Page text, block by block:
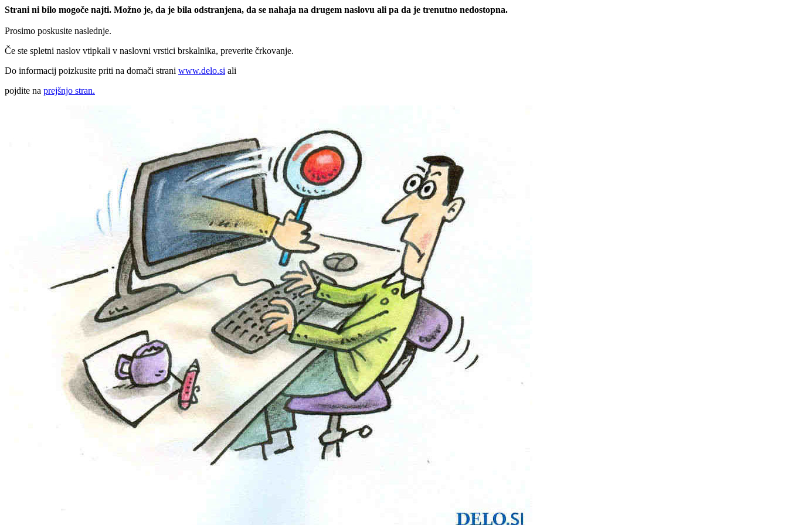
Strani ni bilo mogoče najti. Možno je, da je bila odstranjena, da se nahaja na drugem naslovu ali pa da je trenutno nedostopna.
Prosimo poskusite naslednje.
Če ste spletni naslov vtipkali v naslovni vrstici brskalnika, preverite črkovanje.
Do informacij poizkusite priti na domači strani www.delo.si ali
pojdite na prejšnjo stran.